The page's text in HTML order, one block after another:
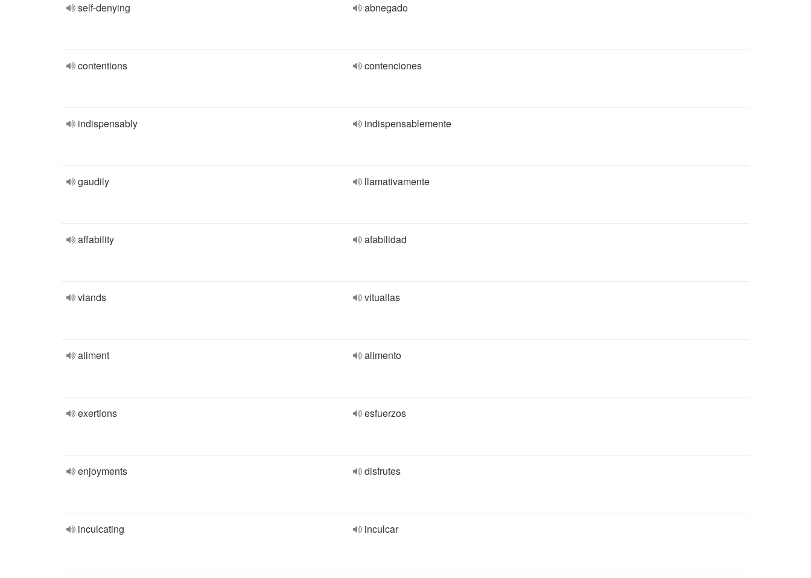
self-denying abnegado
contentions contenciones
indispensably indispensablemente
gaudily llamativamente
affability afabilidad
viands vituallas
aliment alimento
exertions esfuerzos
enjoyments disfrutes
inculcating inculcar